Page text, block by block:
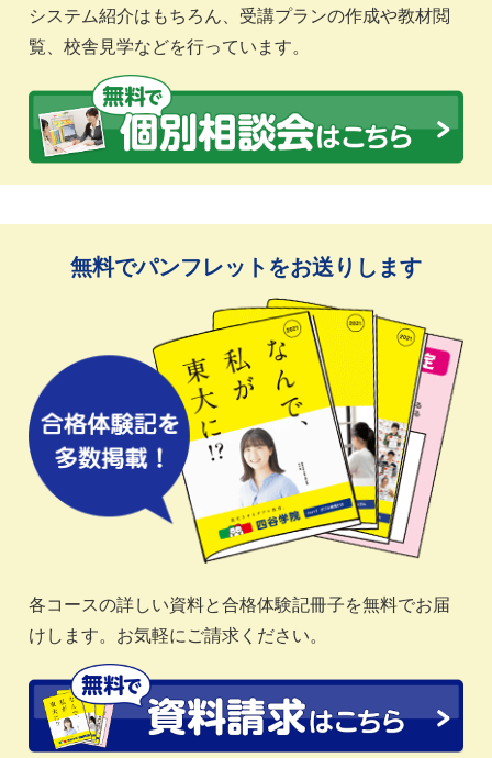
システム紹介はもちろん、受講プランの作成や教材閲
覧、校舎見学などを行っています。
無料でパンフレットをお送りします
各コースの詳しい資料と合格体験記冊子を無料でお届
けします。お気軽にご請求ください。